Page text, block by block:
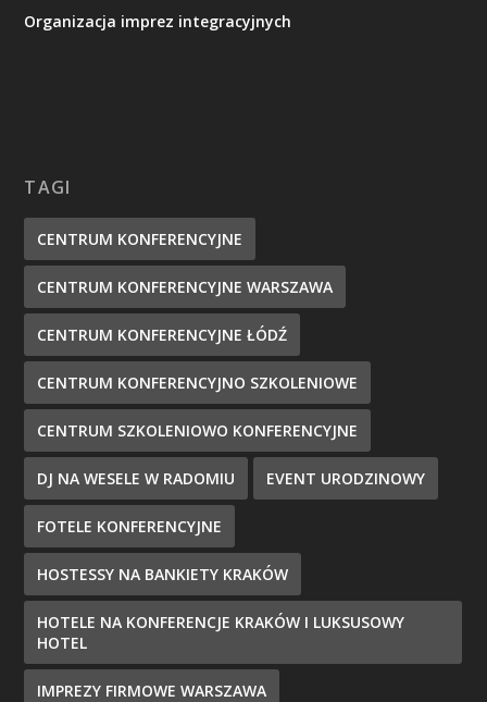
Organizacja imprez integracyjnych
TAGI
CENTRUM KONFERENCYJNE
CENTRUM KONFERENCYJNE WARSZAWA
CENTRUM KONFERENCYJNE ŁÓDŹ
CENTRUM KONFERENCYJNO SZKOLENIOWE
CENTRUM SZKOLENIOWO KONFERENCYJNE
DJ NA WESELE W RADOMIU EVENT URODZINOWY
FOTELE KONFERENCYJNE
HOSTESSY NA BANKIETY KRAKÓW
HOTELE NA KONFERENCJE KRAKÓW I LUKSUSOWY
HOTEL
IMPREZY FIRMOWE WARSZAWA